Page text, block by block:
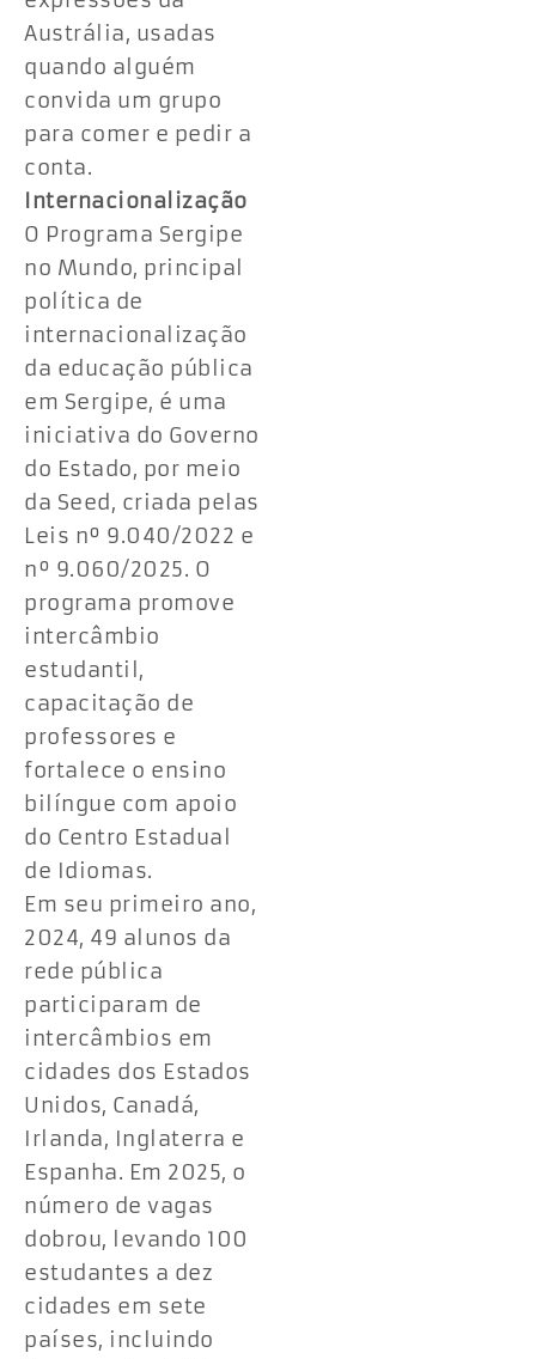
Austrália, usadas
quando alguém
convida um grupo
para comer e pedir a
conta.
Internacionalização
O Programa Sergipe
no Mundo, principal
política de
internacionalização
da educação pública
em Sergipe, é uma
iniciativa do Governo
do Estado, por meio
da Seed, criada pelas
Leis nº 9.040/2022 e
nº 9.060/2025. O
programa promove
intercâmbio
estudantil,
capacitação de
professores e
fortalece o ensino
bilíngue com apoio
do Centro Estadual
de Idiomas.
Em seu primeiro ano,
2024, 49 alunos da
rede pública
participaram de
intercâmbios em
cidades dos Estados
Unidos, Canadá,
Irlanda, Inglaterra e
Espanha. Em 2025, o
número de vagas
dobrou, levando 100
estudantes a dez
cidades em sete
países, incluindo